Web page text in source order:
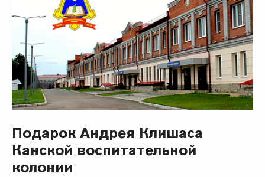
Подарок Андрея Клишаса
Канской воспитательной
колонии